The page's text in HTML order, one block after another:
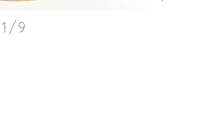
1/9